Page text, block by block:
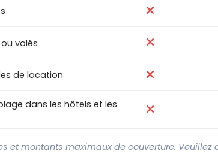
volés
de location
dans les hôtels et les
et montants maximaux de couverture. Veuillez